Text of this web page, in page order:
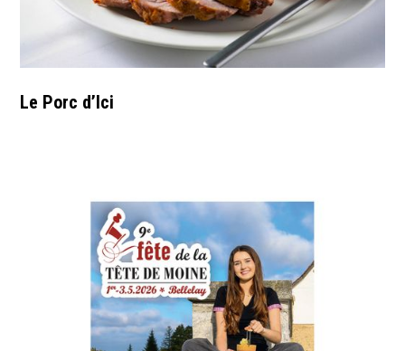
Le Porc d’Ici